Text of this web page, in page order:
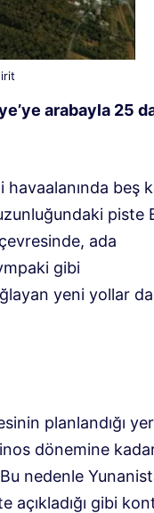
arabayla 25
beş
piste
ada
gibi
yeni yollar
planlandığı
dönemine
nedenle
açıkladığı gibi